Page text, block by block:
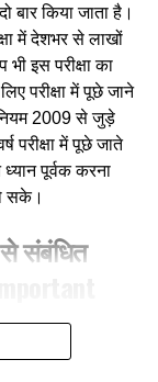
दीवारों और फर्श
बार किया जाता है।
में देशभर से लाखों
इस परीक्षा का
परीक्षा में पूछे जाने
2009 से जुड़े
परीक्षा में पूछे जाते
पूर्वक करना
सके।
संबंधित
में कुल